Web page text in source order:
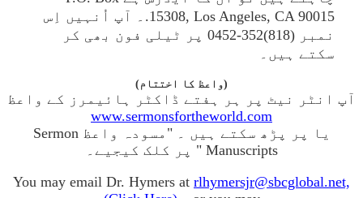
15308, Los Angeles, CA 90015.۔ آپ اُنہیں اِس
نمبر (818)352-0452 پر ٹیلی فون بھی کر
سکتے ہیں۔
(واعظ کا اختتام)
آپ انٹر نیٹ پر ہر ہفتے ڈاکٹر ہائیمرز کے واعظ
www.sermonsfortheworld.com
یا پر پڑھ سکتے ہیں ۔ "مسودہ واعظ Sermon
Manuscripts " پر کلک کیجیے۔
You may email Dr. Hymers at rlhymersjr@sbcglobal.net,